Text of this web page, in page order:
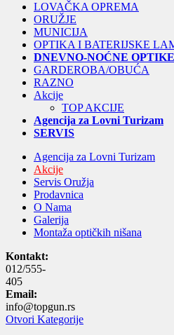
LOVAČKA OPREMA
ORUŽJE
MUNICIJA
OPTIKA I BATERIJSKE
DNEVNO-NOĆNE
GARDEROBA/OBUĆA
RAZNO
Akcije
TOP AKCIJE
Agencija za Lovni Turizam
SERVIS
Agencija za Lovni Turizam
Akcije
Servis Oružja
Prodavnica
O Nama
Galerija
Montaža optičkih nišana
Kontakt:
012/555-
405
Email:
info@topgun.rs
Otvori Kategorije